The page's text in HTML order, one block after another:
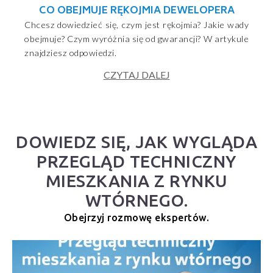
CO OBEJMUJE RĘKOJMIA DEWELOPERA
Chcesz dowiedzieć się, czym jest rękojmia? Jakie wady
obejmuje? Czym wyróżnia się od gwarancji? W artykule
znajdziesz odpowiedzi.
CZYTAJ DALEJ
DOWIEDZ SIĘ, JAK WYGLĄDA
PRZEGLĄD TECHNICZNY
MIESZKANIA Z RYNKU
WTÓRNEGO.
Obejrzyj rozmowę ekspertów.